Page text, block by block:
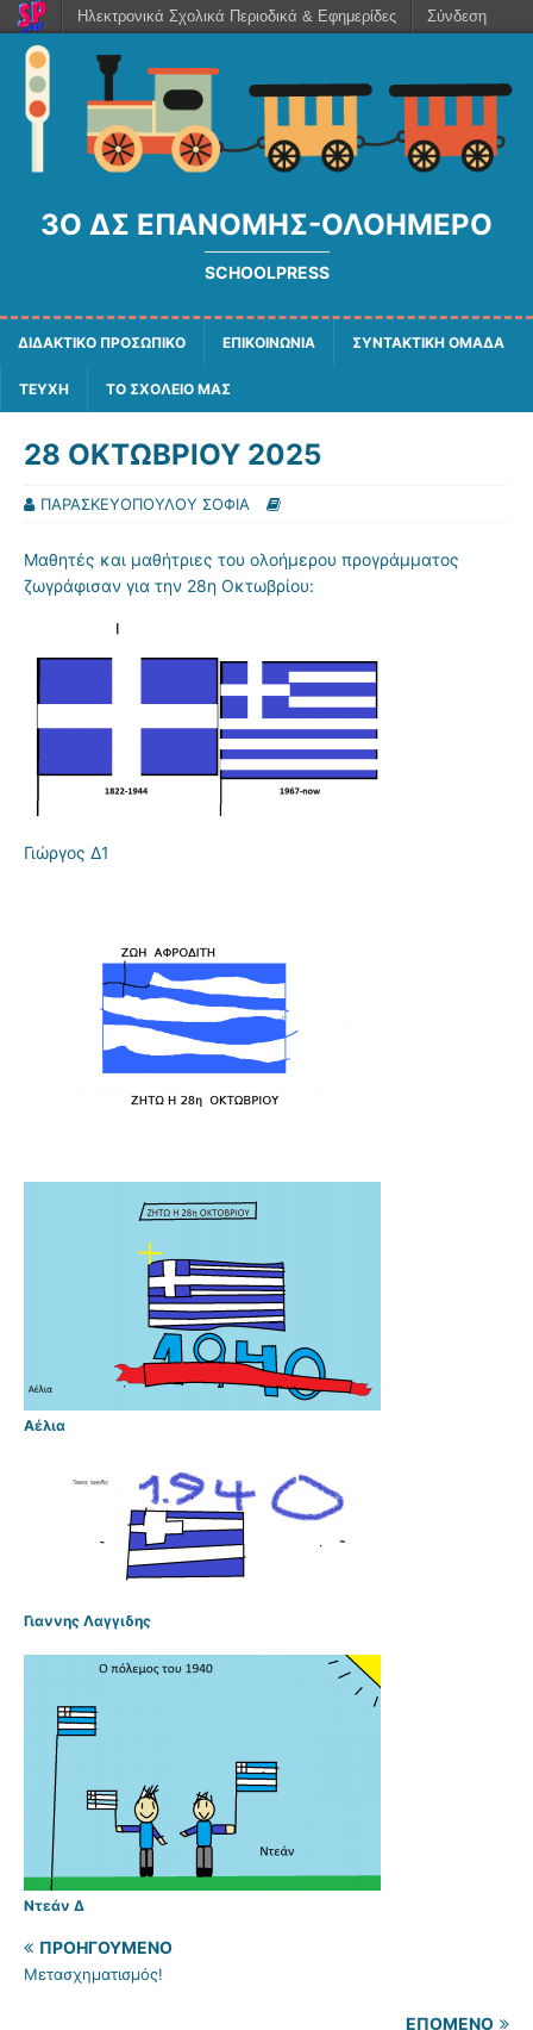
3Ο ΔΣ ΕΠΑΝΟΜΗΣ-ΟΛΟΗΜΕΡΟ
SCHOOLPRESS
ΔΙΔΑΚΤΙΚΟ ΠΡΟΣΩΠΙΚΟ ΕΠΙΚΟΙΝΩΝΙΑ ΣΥΝΤΑΚΤΙΚΗ ΟΜΑΔΑ
ΤΕΥΧΗ ΤΟ ΣΧΟΛΕΙΟ ΜΑΣ
28 ΟΚΤΩΒΡΙΟΥ 2025
ΠΑΡΑΣΚΕΥΟΠΟΥΛΟΥ ΣΟΦΙΑ
Μαθητές και μαθήτριες του ολοήμερου προγράμματος
ζωγράφισαν για την 28η Οκτωβρίου:
Γιώργος Δ1
Αέλια
Γιαννης Λαγγιδης
Ντεάν Δ
ΠΡΟΗΓΟΎΜΕΝΟ
Μετασχηματισμός!
ΕΠΌΜΕΝΟ
Ηλεκτρονικά Σχολικά Περιοδικά & Εφημερίδες Σύνδεση